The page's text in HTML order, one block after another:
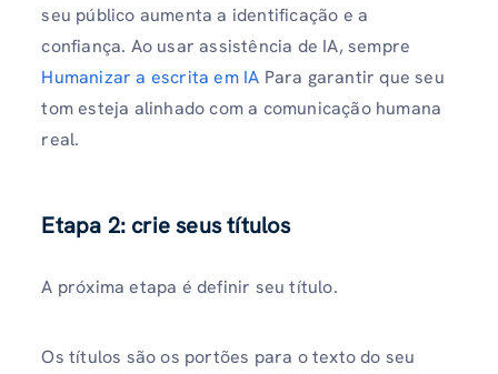
seu público aumenta a identificação e a
confiança. Ao usar assistência de IA, sempre
Humanizar a escrita em IA Para garantir que seu
tom esteja alinhado com a comunicação humana
real.
Etapa 2: crie seus títulos
A próxima etapa é definir seu título.
Os títulos são os portões para o texto do seu